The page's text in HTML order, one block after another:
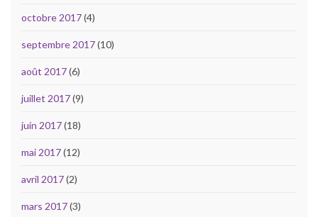
octobre 2017(4)
septembre 2017(10)
août 2017(6)
juillet 2017(9)
juin 2017(18)
mai 2017(12)
avril 2017(2)
mars 2017(3)